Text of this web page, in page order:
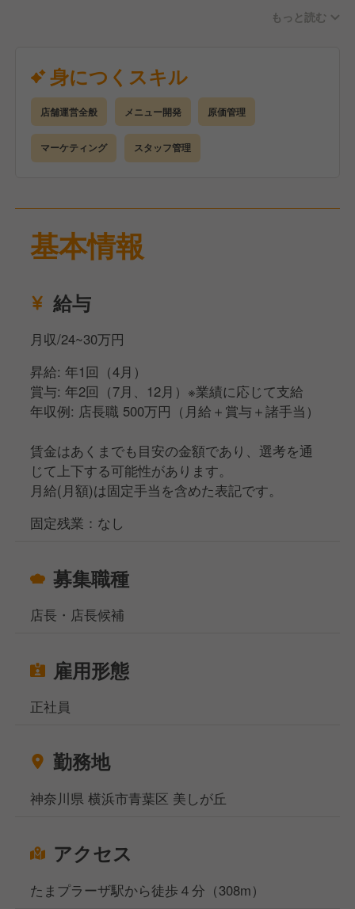
これから伸びしろのある状態でマルチに活躍して頂け
もっと読む
身につくスキル
店舗運営全般 メニュー開発 原価管理
マーケティング スタッフ管理
基本情報
給与
月収/24~30万円
昇給: 年1回（4月）
賞与: 年2回（7月、12月）※業績に応じて支給
年収例: 店長職 500万円（月給＋賞与＋諸手当）
賃金はあくまでも目安の金額であり、選考を通
じて上下する可能性があります。
月給(月額)は固定手当を含めた表記です。
固定残業：なし
募集職種
店長・店長候補
雇用形態
正社員
勤務地
神奈川県 横浜市青葉区 美しが丘
アクセス
たまプラーザ駅から徒歩４分（308m）